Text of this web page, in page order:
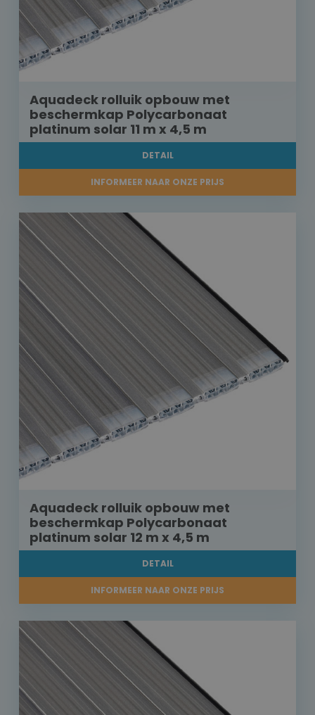
Aquadeck rolluik opbouw met
beschermkap Polycarbonaat
platinum solar 11 m x 4,5 m
DETAIL
INFORMEER NAAR ONZE PRIJS
Aquadeck rolluik opbouw met
beschermkap Polycarbonaat
platinum solar 12 m x 4,5 m
DETAIL
INFORMEER NAAR ONZE PRIJS